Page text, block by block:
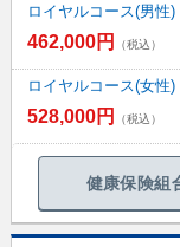
ロイヤルコース(男性)
462,000円 （税込）
ロイヤルコース(女性)
528,000円 （税込）
健康保険組